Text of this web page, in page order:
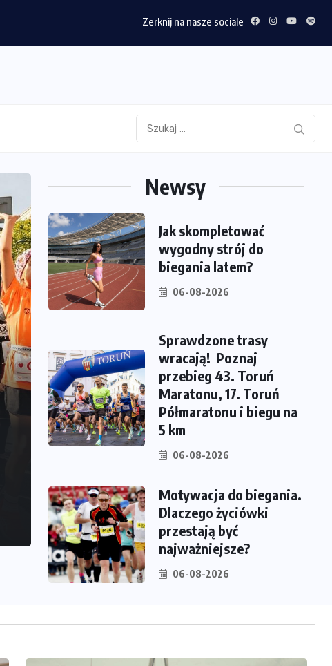
Zerknij na nasze sociale
Newsy
Jak skompletować
wygodny strój do
biegania latem?
06-08-2026
Sprawdzone trasy
wracają! Poznaj
przebieg 43. Toruń
Maratonu, 17. Toruń
Półmaratonu i biegu na
5 km
06-08-2026
Motywacja do biegania.
Dlaczego życiówki
przestają być
najważniejsze?
06-08-2026